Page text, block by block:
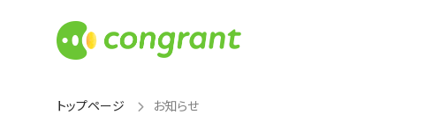
トップページ お知らせ